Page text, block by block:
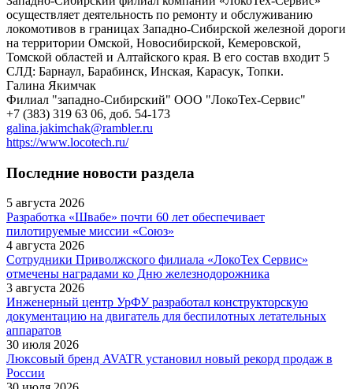
осуществляет деятельность по ремонту и обслуживанию
локомотивов в границах Западно-Сибирской железной дороги
на территории Омской, Новосибирской, Кемеровской,
Томской областей и Алтайского края. В его состав входит 5
СЛД: Барнаул, Барабинск, Инская, Карасук, Топки.
Галина Якимчак
Филиал "западно-Сибирский" ООО "ЛокоТех-Сервис"
+7 (383) 319 63 06, доб. 54-173
galina.jakimchak@rambler.ru
https://www.locotech.ru/
Последние новости раздела
5 августа 2026
Разработка «Швабе» почти 60 лет обеспечивает
пилотируемые миссии «Союз»
4 августа 2026
Сотрудники Приволжского филиала «ЛокоТех Сервис»
отмечены наградами ко Дню железнодорожника
3 августа 2026
Инженерный центр УрФУ разработал конструкторскую
документацию на двигатель для беспилотных летательных
аппаратов
30 июля 2026
Люксовый бренд AVATR установил новый рекорд продаж в
России